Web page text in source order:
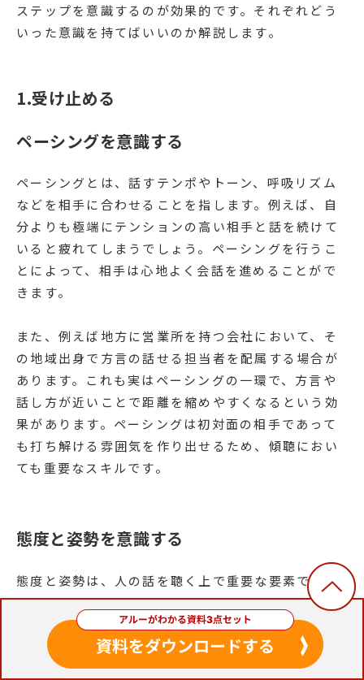
ステップを意識するのが効果的です。それぞれどう
いった意識を持てばいいのか解説します。
1.受け止める
ペーシングを意識する
ペーシングとは、話すテンポやトーン、呼吸リズム
などを相手に合わせることを指します。例えば、自
分よりも極端にテンションの高い相手と話を続けて
いると疲れてしまうでしょう。ペーシングを行うこ
とによって、相手は心地よく会話を進めることがで
きます。
また、例えば地方に営業所を持つ会社において、そ
の地域出身で方言の話せる担当者を配属する場合が
あります。これも実はペーシングの一環で、方言や
話し方が近いことで距離を縮めやすくなるという効
果があります。ペーシングは初対面の相手であって
も打ち解ける雰囲気を作り出せるため、傾聴におい
ても重要なスキルです。
態度と姿勢を意識する
態度と姿勢は、人の話を聴く上で重要な要素です。
人が話しているときに、腕組みをするなど偉そうな
態度を取ると威圧感を与えてしまいます。また、半
身の姿勢で聞き続けたり、スマートフォンやパソコ